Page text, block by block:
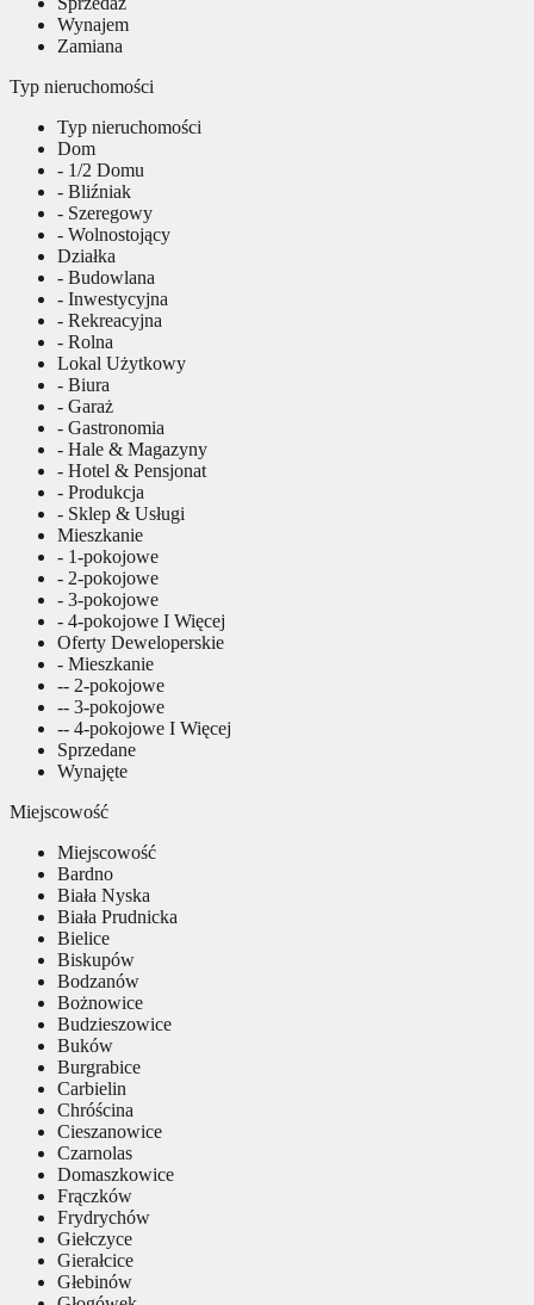
Wynajem
Zamiana
Typ nieruchomości
Typ nieruchomości
Dom
- 1/2 Domu
- Bliźniak
- Szeregowy
- Wolnostojący
Działka
- Budowlana
- Inwestycyjna
- Rekreacyjna
- Rolna
Lokal Użytkowy
- Biura
- Garaż
- Gastronomia
- Hale & Magazyny
- Hotel & Pensjonat
- Produkcja
- Sklep & Usługi
Mieszkanie
- 1-pokojowe
- 2-pokojowe
- 3-pokojowe
- 4-pokojowe I Więcej
Oferty Deweloperskie
- Mieszkanie
-- 2-pokojowe
-- 3-pokojowe
-- 4-pokojowe I Więcej
Sprzedane
Wynajęte
Miejscowość
Miejscowość
Bardno
Biała Nyska
Biała Prudnicka
Bielice
Biskupów
Bodzanów
Bożnowice
Budzieszowice
Buków
Burgrabice
Carbielin
Chróścina
Cieszanowice
Czarnolas
Domaszkowice
Frączków
Frydrychów
Giełczyce
Gierałcice
Głebinów